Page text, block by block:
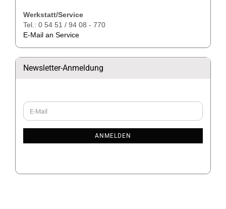
Werkstatt/Service
Tel.: 0 54 51 / 94 08 - 770
E-Mail an Service
Newsletter-Anmeldung
WEITER
ZUR
E-
Mail
ANMELDEN